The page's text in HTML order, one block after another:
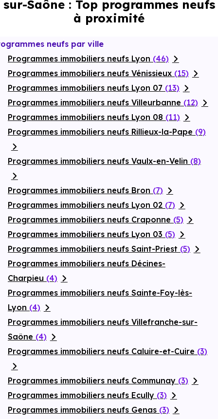
au double vitrage isolant. Certains appartements bénéficient
en complément de balcons outerrasses privatives,
prolongeant les espaces de vie. Des stationnements réservés
l’attractivité de ce projet patrimonial rare, situé aux portes de
Neuville.
sur-Saône : Top programmes neufs
à proximité
neufs par ville
Programmes immobiliers neufs Lyon (46)
Programmes immobiliers neufs Vénissieux (15)
Programmes immobiliers neufs Lyon 07 (13)
Programmes immobiliers neufs Villeurbanne (12)
Programmes immobiliers neufs Lyon 08 (11)
Programmes immobiliers neufs Rillieux-la-Pape (9)
Programmes immobiliers neufs Vaulx-en-Velin (8)
Programmes immobiliers neufs Bron (7)
Programmes immobiliers neufs Lyon 02 (7)
Programmes immobiliers neufs Craponne (5)
Programmes immobiliers neufs Lyon 03 (5)
Programmes immobiliers neufs Saint-Priest (5)
Programmes immobiliers neufs Décines-
Charpieu (4)
Programmes immobiliers neufs Sainte-Foy-lès-
Lyon (4)
Programmes immobiliers neufs Villefranche-sur-
Saône (4)
Programmes immobiliers neufs Caluire-et-Cuire (3)
Programmes immobiliers neufs Communay (3)
Programmes immobiliers neufs Ecully (3)
Programmes immobiliers neufs Genas (3)